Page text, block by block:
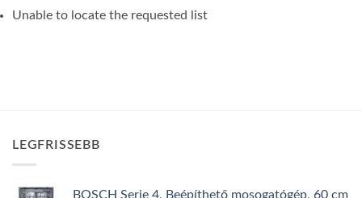
Unable to locate the requested list
LEGFRISSEBB
BOSCH Serie 4, Beépíthető mosogatógép, 60 cm